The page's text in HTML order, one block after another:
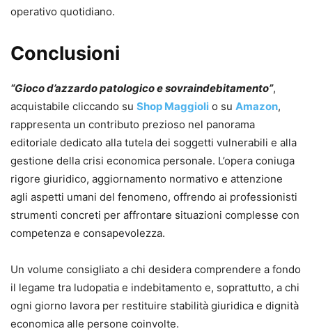
operativo quotidiano.
Conclusioni
“Gioco d’azzardo patologico e sovraindebitamento”,
acquistabile cliccando su Shop Maggioli o su Amazon,
rappresenta un contributo prezioso nel panorama
editoriale dedicato alla tutela dei soggetti vulnerabili e alla
gestione della crisi economica personale. L’opera coniuga
rigore giuridico, aggiornamento normativo e attenzione
agli aspetti umani del fenomeno, offrendo ai professionisti
strumenti concreti per affrontare situazioni complesse con
competenza e consapevolezza.
Un volume consigliato a chi desidera comprendere a fondo
il legame tra ludopatia e indebitamento e, soprattutto, a chi
ogni giorno lavora per restituire stabilità giuridica e dignità
economica alle persone coinvolte.